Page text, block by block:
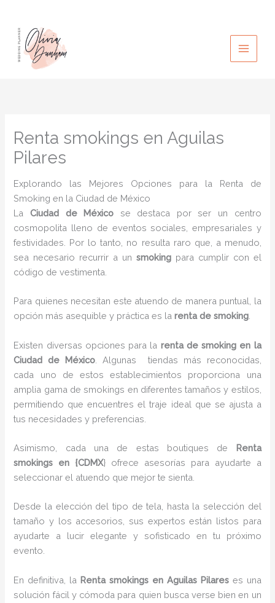
contenido
Renta smokings en Aguilas
Pilares
Explorando las Mejores Opciones para la Renta de
Smoking en la Ciudad de México
LaCiudad de México se destaca por ser un centro
cosmopolita lleno de eventos sociales, empresariales y
festividades. Por lo tanto, no resulta raro que, a menudo,
sea necesario recurrir a un smokingpara cumplir con el
código de vestimenta.
Para quienes necesitan este atuendo de manera puntual, la
opción más asequible y práctica es larenta de smoking
Existen diversas opciones para la renta de smoking en la
Ciudad de México . Algunas tiendas más reconocidas,
cada uno de estos establecimientos proporciona una
amplia gama de smokings en diferentes tamaños y estilos,
permitiendo que encuentres el traje ideal que se ajusta a
tus necesidades y preferencias.
Asimismo, cada una de estas boutiques de Renta
smokings en {CDMX} ofrece asesorías para ayudarte a
seleccionar el atuendo que mejor te sienta.
Desde la elección del tipo de tela, hasta la selección del
tamaño y los accesorios, sus expertos están listos para
ayudarte a lucir elegante y sofisticado en tu próximo
evento.
En definitiva, la Renta smokings en Aguilas Pilareses una
solución fácil y cómoda para quien busca verse bien en un